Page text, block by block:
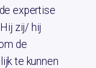
expertise
zij/ hij
de
te kunnen